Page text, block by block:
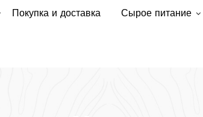
Покупка и доставка Сырое питание